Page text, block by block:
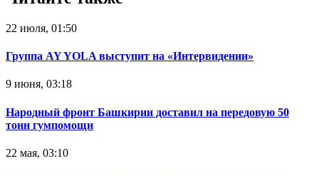
22 июля, 01:50
Группа AY YOLA выступит на «Интервидении»
9 июня, 03:18
Народный фронт Башкирии доставил на передовую 50
тонн гумпомощи
22 мая, 03:10